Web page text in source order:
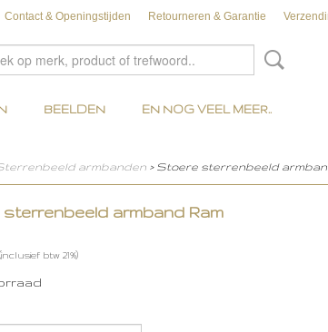
Contact & Openingstijden Retourneren & Garantie
BEELDEN EN NOG VEEL MEER..
armbanden > Stoere sterrenbeeld
armband Ram
(inclusief btw 21%)